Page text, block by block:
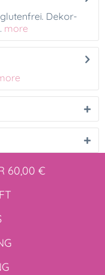
Dekor-
more
60,00 €